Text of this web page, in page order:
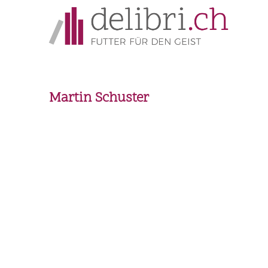
Martin Schuster